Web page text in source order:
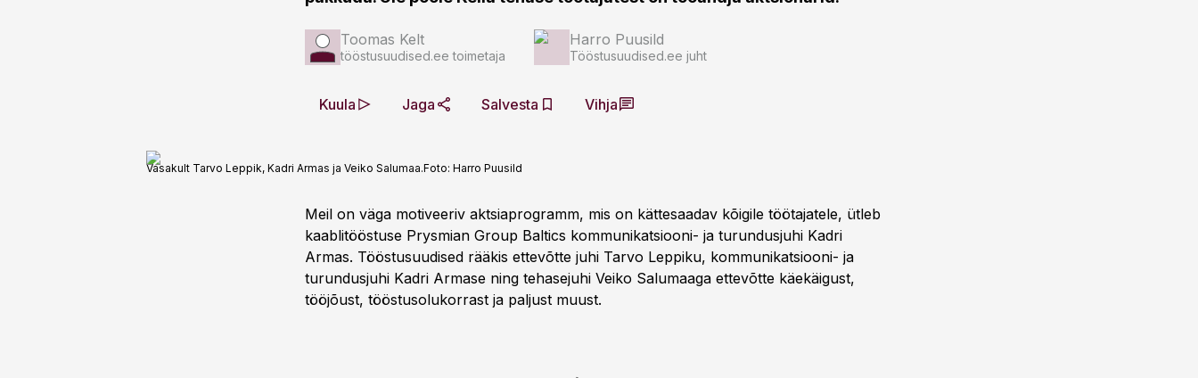
Toomas Kelt
tööstusuudised.ee toimetaja
Harro Puusild
Tööstusuudised.ee juht
Kuula Jaga Salvesta Vihja
Vasakult Tarvo Leppik, Kadri Armas ja Veiko Salumaa.Foto: Harro Puusild
Meil on väga motiveeriv aktsiaprogramm, mis on kättesaadav kõigile töötajatele, ütleb
kaablitööstuse Prysmian Group Baltics kommunikatsiooni- ja turundusjuhi Kadri
Armas. Tööstusuudised rääkis ettevõtte juhi Tarvo Leppiku, kommunikatsiooni- ja
turundusjuhi Kadri Armase ning tehasejuhi Veiko Salumaaga ettevõtte käekäigust,
tööjõust, tööstusolukorrast ja paljust muust.